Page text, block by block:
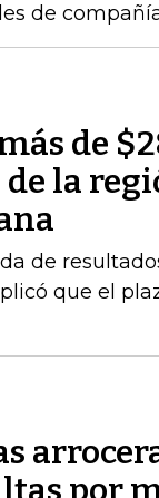
de
de
de la
de
que el